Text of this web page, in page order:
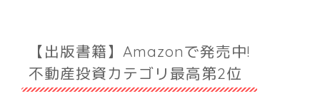
【出版書籍】Amazonで発売中!
不動産投資カテゴリ最高第2位